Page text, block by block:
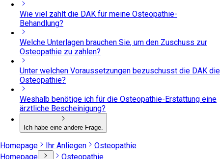
Wie viel zahlt die DAK für meine Osteopathie-
Behandlung?
Welche Unterlagen brauchen Sie, um den Zuschuss zur
Osteopathie zu zahlen?
Unter welchen Voraussetzungen bezuschusst die DAK die
Osteopathie?
Weshalb benötige ich für die Osteopathie-Erstattung eine
ärztliche Bescheinigung?
Ich habe eine andere Frage.
Homepage Ihr Anliegen
Osteopathie
Homepage
Osteopathie